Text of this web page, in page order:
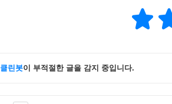
클린봇이 부적절한 글을 감지 중입니다.